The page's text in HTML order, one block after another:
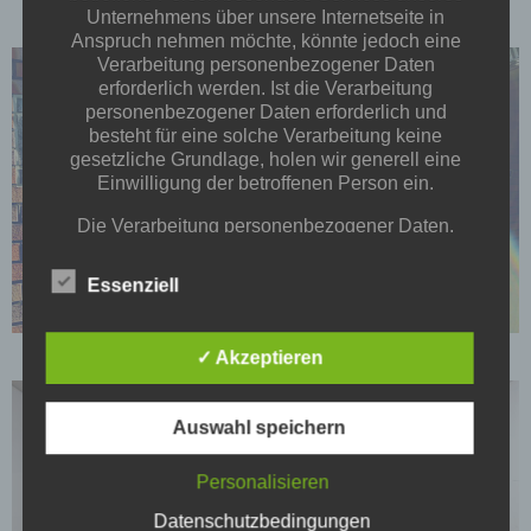
Unternehmens über unsere Internetseite in
Anspruch nehmen möchte, könnte jedoch eine
Verarbeitung personenbezogener Daten
erforderlich werden. Ist die Verarbeitung
personenbezogener Daten erforderlich und
besteht für eine solche Verarbeitung keine
gesetzliche Grundlage, holen wir generell eine
Einwilligung der betroffenen Person ein.
Die Verarbeitung personenbezogener Daten,
Adresse oder Telefonnummer einer betroffenen
Person, erfolgt stets im Einklang mit der
landesspezifischen Datenschutzbestimmungen.
Unternehmen die Öffentlichkeit über Art, Umfang
und Zweck der von uns erhobenen, genutzten und
informieren. Ferner werden betroffene Personen
mittels dieser Datenschutzerklärung über die ihnen
Essenziell
✓ Akzeptieren
Auswahl speichern
Personalisieren
Datenschutzbedingungen